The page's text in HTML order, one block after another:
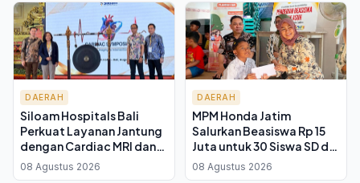
DAERAH
Siloam Hospitals Bali
Perkuat Layanan Jantung
dengan Cardiac MRI dan
Simposium 100 Dokter
08 Agustus 2026
DAERAH
MPM Honda Jatim
Salurkan Beasiswa Rp 15
Juta untuk 30 Siswa SD di
Kelurahan Kauman Malang
08 Agustus 2026